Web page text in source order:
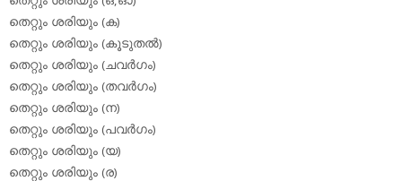
തെറ്റും ശരിയും (ക)
തെറ്റും ശരിയും (കൂടുതല്‍)
തെറ്റും ശരിയും (ചവര്‍ഗം)
തെറ്റും ശരിയും (തവര്‍ഗം)
തെറ്റും ശരിയും (ന)
തെറ്റും ശരിയും (പവര്‍ഗം)
തെറ്റും ശരിയും (യ)
തെറ്റും ശരിയും (ര)